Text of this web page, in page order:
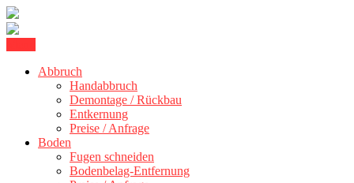
content
BBS Technik GmbH
Abbruch
Handabbruch
Demontage / Rückbau
Entkernung
Preise / Anfrage
Boden
Fugen schneiden
Bodenbelag-Entfernung